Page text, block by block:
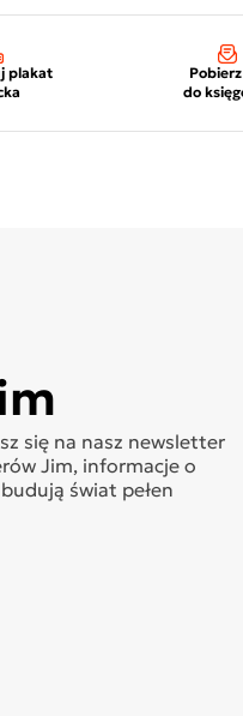
plakat
do
się na nasz newsletter
Jim, informacje o
świat pełen